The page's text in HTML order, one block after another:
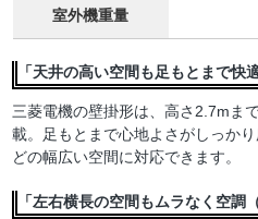
室外機重量
「天井の高い空間も足もとまで快適
三菱電機の壁掛形は、高さ2.7mま
載。足もとまで心地よさがしっか
どの幅広い空間に対応できます。
「左右横長の空間もムラなく空調